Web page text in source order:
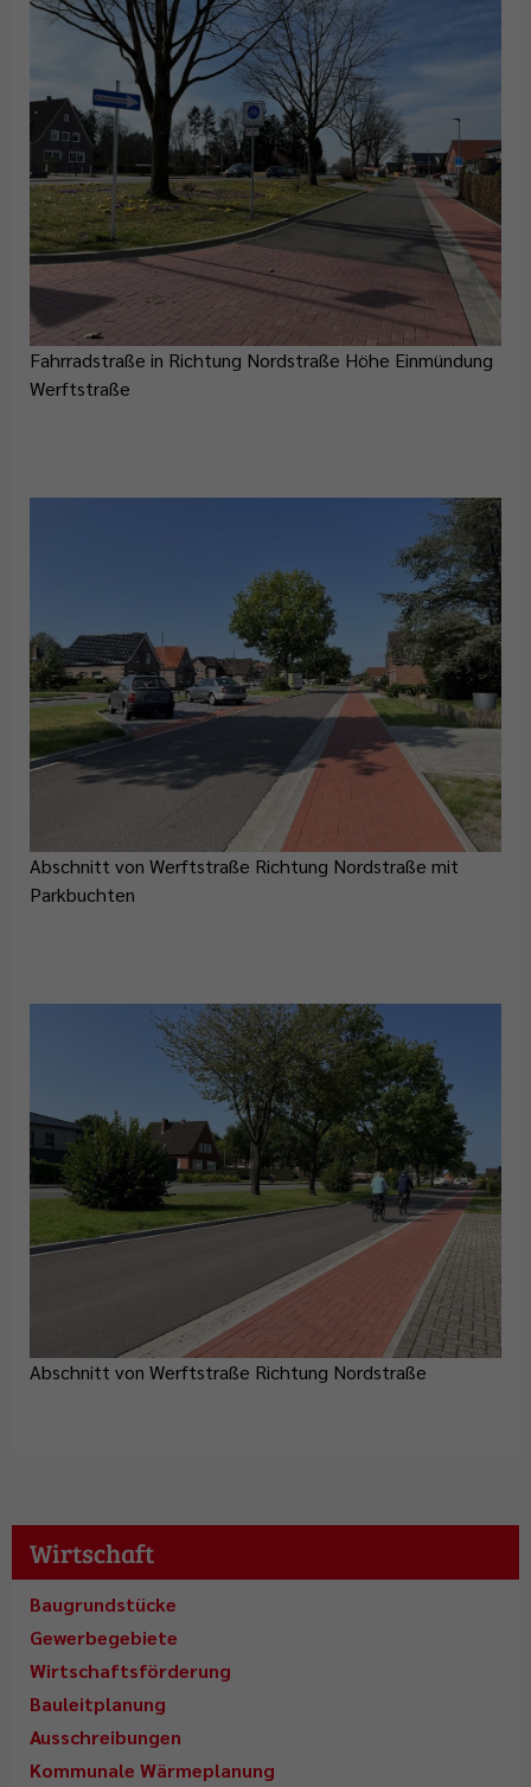
Fahrradstraße in Richtung Nordstraße Höhe Einmündung
Werftstraße
Abschnitt von Werftstraße Richtung Nordstraße mit
Parkbuchten
Abschnitt von Werftstraße Richtung Nordstraße
Wirtschaft
Baugrundstücke
Gewerbegebiete
Wirtschaftsförderung
Bauleitplanung
Ausschreibungen
Kommunale Wärmeplanung